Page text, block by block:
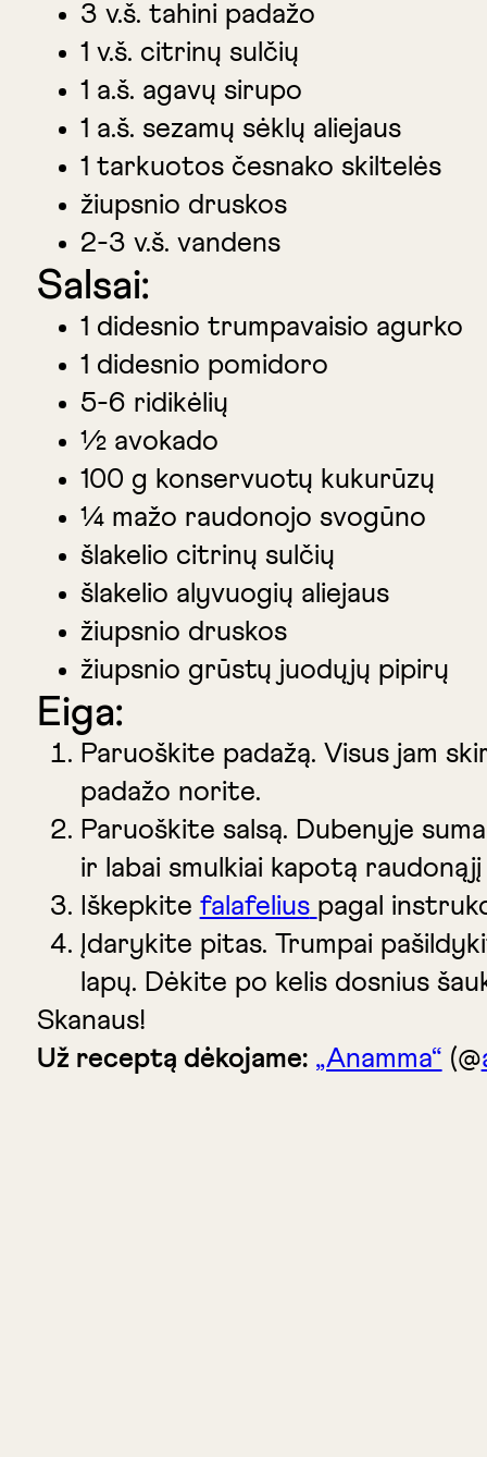
3 v.š. tahini padažo
1 v.š. citrinų sulčių
1 a.š. agavų sirupo
1 a.š. sezamų sėklų aliejaus
1 tarkuotos česnako skiltelės
žiupsnio druskos
2-3 v.š. vandens
Salsai:
1 didesnio trumpavaisio agurko
1 didesnio pomidoro
5-6 ridikėlių
½ avokado
100 g konservuotų kukurūzų
¼ mažo raudonojo svogūno
šlakelio citrinų sulčių
šlakelio alyvuogių aliejaus
žiupsnio druskos
žiupsnio grūstų juodųjų pipirų
Eiga:
Paruoškite padažą. Visus jam
padažo norite.
Paruoškite salsą. Dubenyje
ir labai smulkiai kapotą
Iškepkite falafelius pagal
Įdarykite pitas. Trumpai
lapų. Dėkite po kelis dosnius
Skanaus!
Už receptą dėkojame: „Anamma“ (@